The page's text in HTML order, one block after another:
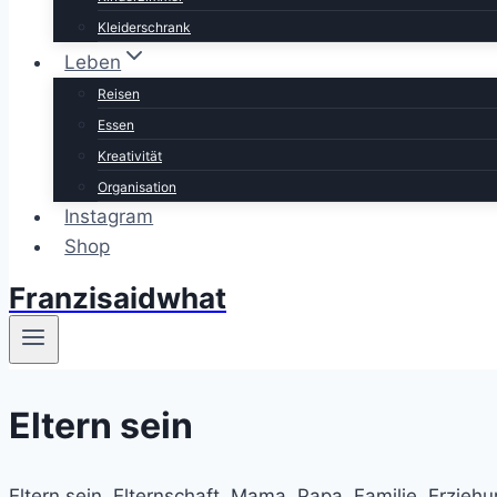
Kleiderschrank
Leben
Reisen
Essen
Kreativität
Organisation
Instagram
Shop
Franzisaidwhat
Eltern sein